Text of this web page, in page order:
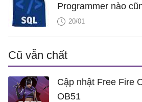
Programmer nào
20/01
Cũ vẫn chất
Cập nhật Free Fire
OB51